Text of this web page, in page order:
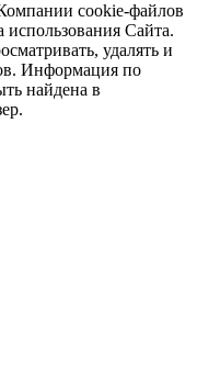
cookie-файлов
Сайта.
удалять и
Информация по
найдена в